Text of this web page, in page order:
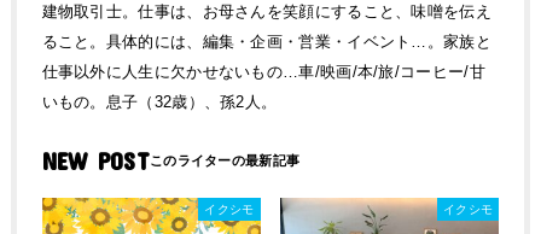
建物取引士。仕事は、お母さんを笑顔にすること、味噌を伝え
ること。具体的には、編集・企画・営業・イベント…。家族と
仕事以外に人生に欠かせないもの…車/映画/本/旅/コーヒー/甘
いもの。息子（32歳）、孫2人。
NEW POST
イクシモ イクシモ